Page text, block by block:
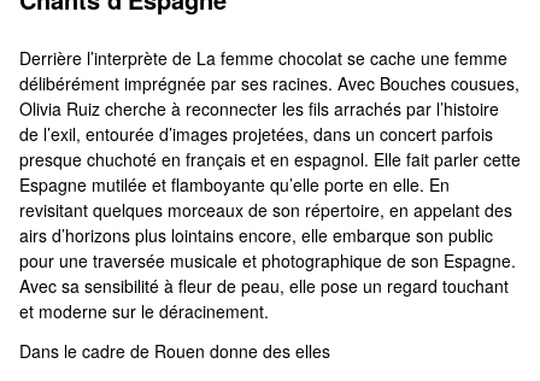
Derrière l’interprète de La femme chocolat se cache une femme
délibérément imprégnée par ses racines. Avec Bouches cousues,
Olivia Ruiz cherche à reconnecter les fils arrachés par l’histoire
de l’exil, entourée d’images projetées, dans un concert parfois
presque chuchoté en français et en espagnol. Elle fait parler cette
Espagne mutilée et flamboyante qu’elle porte en elle. En
revisitant quelques morceaux de son répertoire, en appelant des
airs d’horizons plus lointains encore, elle embarque son public
pour une traversée musicale et photographique de son Espagne.
Avec sa sensibilité à fleur de peau, elle pose un regard touchant
et moderne sur le déracinement.
Dans le cadre de Rouen donne des elles